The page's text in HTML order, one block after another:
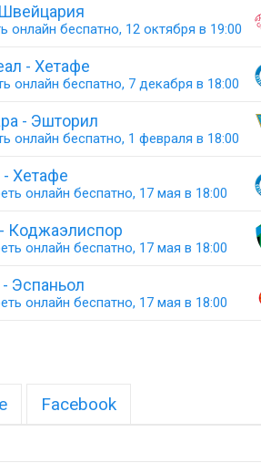
онлайн беспатно, 12 октября в 19:00
- Хетафе
онлайн беспатно, 7 декабря в 18:00
- Эшторил
онлайн беспатно, 1 февраля в 18:00
Хетафе
онлайн беспатно, 17 мая в 18:00
Коджаэлиспор
онлайн беспатно, 17 мая в 18:00
Эспаньол
онлайн беспатно, 17 мая в 18:00
Facebook